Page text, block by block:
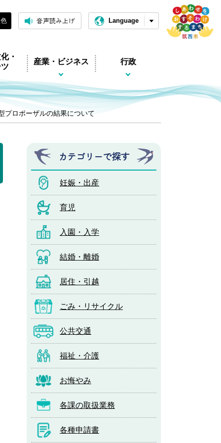
音声読み上げ Language
・
産業・ビジネス 行政
プロポーザルの結果について
カテゴリーで探す
妊娠・出産
育児
入園・入学
結婚・離婚
居住・引越
ごみ・リサイクル
公共交通
福祉・介護
お悔やみ
各課の取扱業務
各種申請書